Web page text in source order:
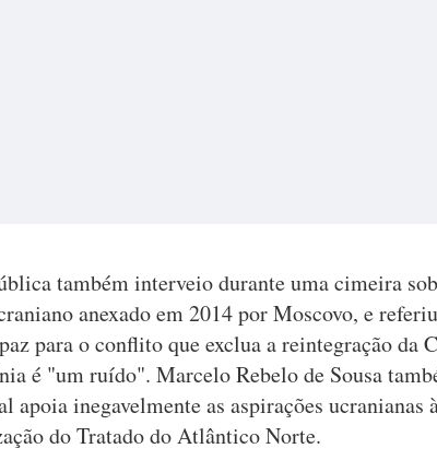
também interveio durante uma cimeira
anexado em 2014 por Moscovo, e
para o conflito que exclua a reintegração da
é "um ruído". Marcelo Rebelo de Sousa
apoia inegavelmente as aspirações ucranianas
do Tratado do Atlântico Norte.